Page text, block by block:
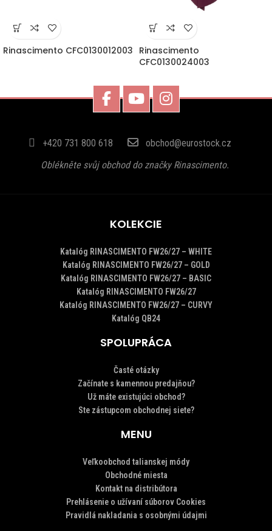
Rinascimento CFC0130012003 Rinascimento
CFC0130024003
+420 731 800 618
obchod@eurostock.cz
Oblékněte svůj obchod do značky Rinascimento.
KOLEKCIE
Katalóg RINASCIMENTO FW26/27 – WHITE
Katalóg RINASCIMENTO FW26/27 – GOLD
Katalóg RINASCIMENTO FW26/27 – BASIC
Katalóg RINASCIMENTO FW26/27
Katalóg RINASCIMENTO FW26/27 – CURVY
Katalóg QB24
SPOLUPRÁCA
Časté otázky
Začínate s kamennou predajňou?
Už máte existujúci obchod?
Ste zástupcom obchodnej siete?
MENU
Veľkoobchod talianskej módy
Obchodné miesta
Kontakt na distribútora
Prehlásenie o užívaní súborov Cookies
Pravidlá nakladania s osobnými údajmi